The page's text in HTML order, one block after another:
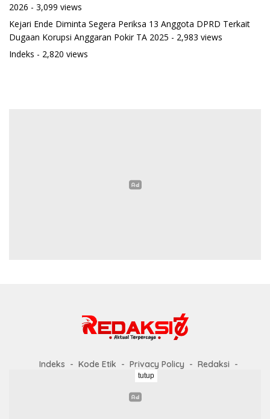
2026 - 3,099 views
Kejari Ende Diminta Segera Periksa 13 Anggota DPRD Terkait
Dugaan Korupsi Anggaran Pokir TA 2025 - 2,983 views
Indeks - 2,820 views
Indeks Kode Etik Privacy Policy
Redaksi
Pedoman Media Siber
Didukung oleh WordPress
tutup